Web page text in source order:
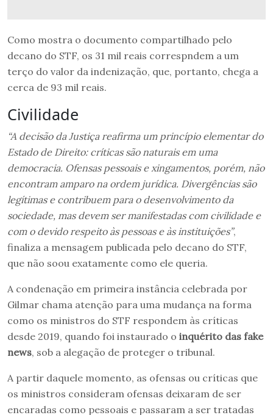
Como mostra o documento compartilhado pelo
decano do STF, os 31 mil reais correspndem a um
terço do valor da indenização, que, portanto, chega a
cerca de 93 mil reais.
Civilidade
“A decisão da Justiça reafirma um princípio elementar do
Estado de Direito: críticas são naturais em uma
democracia. Ofensas pessoais e xingamentos, porém, não
encontram amparo na ordem jurídica. Divergências são
legítimas e contribuem para o desenvolvimento da
sociedade, mas devem ser manifestadas com civilidade e
com o devido respeito às pessoas e às instituições”,
finaliza a mensagem publicada pelo decano do STF,
que não soou exatamente como ele queria.
A condenação em primeira instância celebrada por
Gilmar chama atenção para uma mudança na forma
como os ministros do STF respondem às críticas
desde 2019, quando foi instaurado o inquérito das fake
news, sob a alegação de proteger o tribunal.
A partir daquele momento, as ofensas ou críticas que
os ministros consideram ofensas deixaram de ser
encaradas como pessoais e passaram a ser tratadas